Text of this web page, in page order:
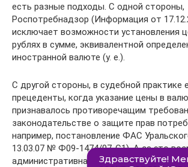
есть разные подходы. С одной стороны,
Роспотребнадзор (Информация от
исключает возможности установления
рублях в сумме, эквивалентной
иностранной валюте (у. е.).
С другой стороны, в судебной практике
прецеденты, когда указание цены в
признавалось противоречащим
законодательстве о защите прав
например, постановление ФАС
13.03.07 № Ф09-1474/07-С1). А за это
административная ответственность на